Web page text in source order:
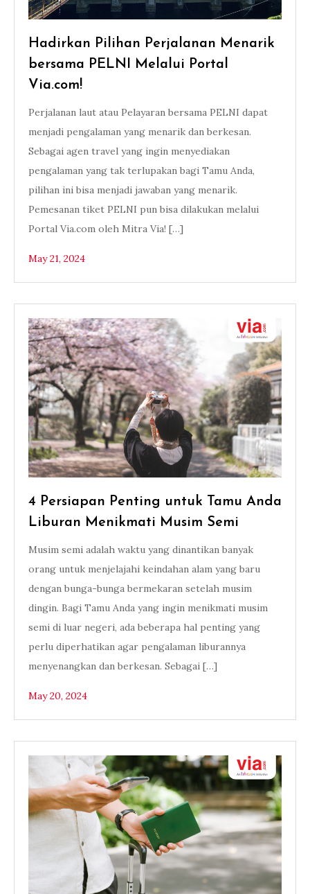
Hadirkan Pilihan Perjalanan Menarik
bersama PELNI Melalui Portal
Via.com!
Perjalanan laut atau Pelayaran bersama PELNI dapat
menjadi pengalaman yang menarik dan berkesan.
Sebagai agen travel yang ingin menyediakan
pengalaman yang tak terlupakan bagi Tamu Anda,
pilihan ini bisa menjadi jawaban yang menarik.
Pemesanan tiket PELNI pun bisa dilakukan melalui
Portal Via.com oleh Mitra Via! […]
May 21, 2024
4 Persiapan Penting untuk Tamu Anda
Liburan Menikmati Musim Semi
Musim semi adalah waktu yang dinantikan banyak
orang untuk menjelajahi keindahan alam yang baru
dengan bunga-bunga bermekaran setelah musim
dingin. Bagi Tamu Anda yang ingin menikmati musim
semi di luar negeri, ada beberapa hal penting yang
perlu diperhatikan agar pengalaman liburannya
menyenangkan dan berkesan. Sebagai […]
May 20, 2024